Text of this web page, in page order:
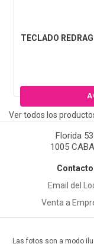
TECLADO
Ver todos los
Florida
1005
Contacto
Email del
Venta a
Las fotos son a modo